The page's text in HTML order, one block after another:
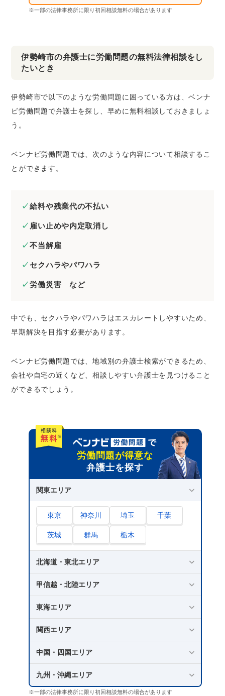
※一部の法律事務所に限り初回相談無料の場合があります
伊勢崎市の弁護士に労働問題の無料法律相談をし
たいとき
伊勢崎市で以下のような労働問題に困っている方は、ベンナ
ビ労働問題で弁護士を探し、早めに無料相談しておきましょ
う。
ベンナビ労働問題では、次のような内容について相談するこ
とができます。
給料や残業代の不払い
雇い止めや内定取消し
不当解雇
セクハラやパワハラ
労働災害 など
中でも、セクハラやパワハラはエスカレートしやすいため、
早期解決を目指す必要があります。
ベンナビ労働問題では、地域別の弁護士検索ができるため、
会社や自宅の近くなど、相談しやすい弁護士を見つけること
ができるでしょう。
労働問題が得意な
弁護士を探す
関東エリア
東京 神奈川 埼玉 千葉
茨城 群馬 栃木
北海道・東北エリア
甲信越・北陸エリア
東海エリア
関西エリア
中国・四国エリア
九州・沖縄エリア
※一部の法律事務所に限り初回相談無料の場合があります